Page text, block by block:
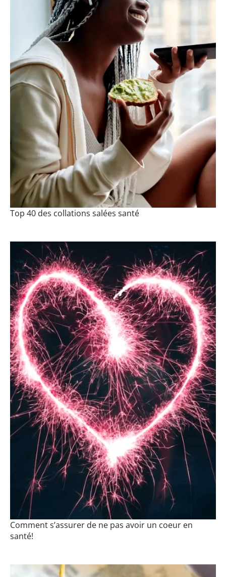
Top 40 des collations salées santé
Comment s’assurer de ne pas avoir un coeur en
santé!